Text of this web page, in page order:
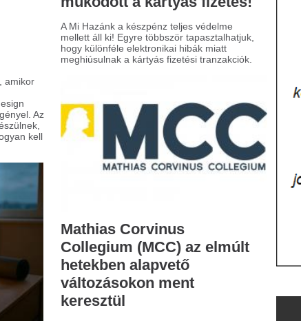
Collegium (MCC) az elmúlt
hetekben alapvető
változásokon ment
2026. július 31-ével megszünteti az MCC
Alapítványt jelenlegi formájában. Az erről
szóló alapítói döntést már aláírták.
Minden, amit a
konténertárolásról tudni
kell
A modern logisztikában a konténerek